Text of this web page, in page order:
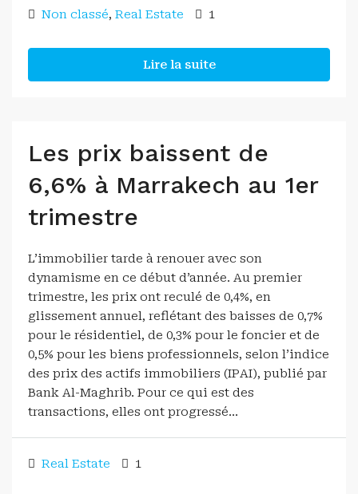
Non classé, Real Estate 1
Lire la suite
Les prix baissent de
6,6% à Marrakech au 1er
trimestre
L’immobilier tarde à renouer avec son
dynamisme en ce début d’année. Au premier
trimestre, les prix ont reculé de 0,4%, en
glissement annuel, reflétant des baisses de 0,7%
pour le résidentiel, de 0,3% pour le foncier et de
0,5% pour les biens professionnels, selon l’indice
des prix des actifs immobiliers (IPAI), publié par
Bank Al-Maghrib. Pour ce qui est des
transactions, elles ont progressé...
Real Estate 1